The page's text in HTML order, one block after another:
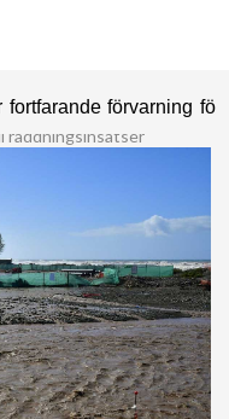
fortfarande förvarning för
räddningsinsatser